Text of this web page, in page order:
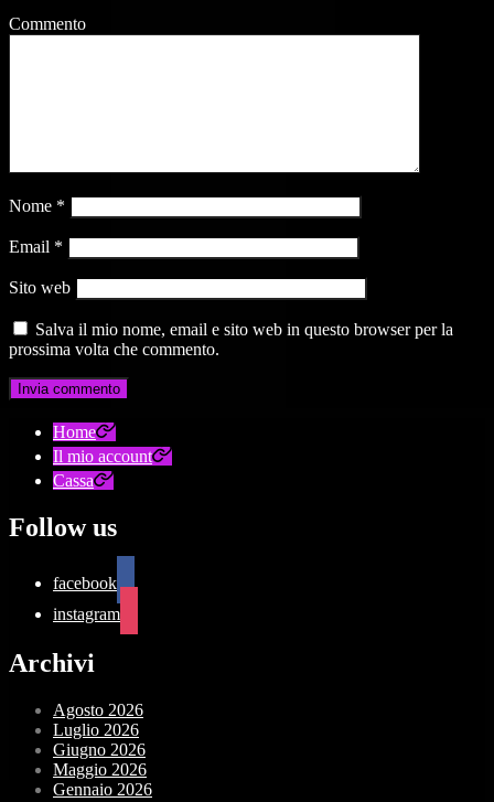
Commento
Nome *
Email *
Sito web
Salva il mio nome, email e sito web in questo browser per la
prossima volta che commento.
Home
Il mio account
Cassa
Follow us
facebook
instagram
Archivi
Agosto 2026
Luglio 2026
Giugno 2026
Maggio 2026
Gennaio 2026